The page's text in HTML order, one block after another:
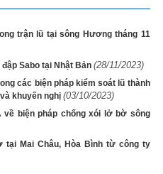
trận lũ tại sông Hương tháng 11
Sabo tại Nhật Bản (28/11/2023)
các biện pháp kiểm soát lũ thành
khuyến nghị (03/10/2023)
về biện pháp chống xói lở bờ sông
Mai Châu, Hòa Bình từ công ty